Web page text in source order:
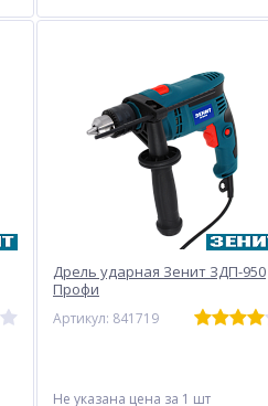
Дрель ударная Зенит ЗДП-950
Профи
Артикул: 841719
Не указана цена за 1 шт